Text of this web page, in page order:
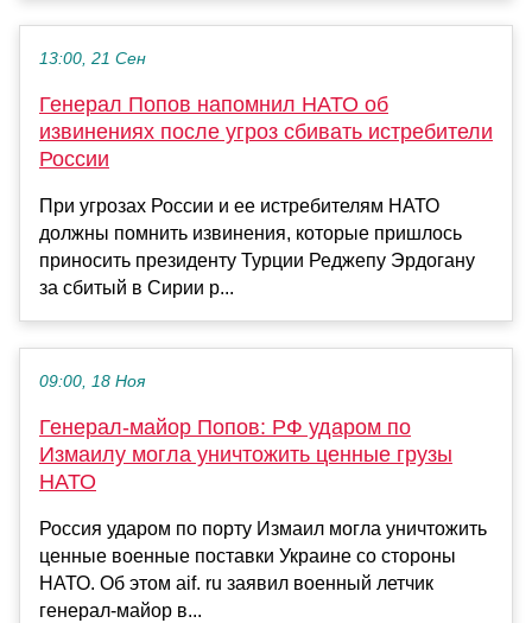
13:00, 21 Сен
Генерал Попов напомнил НАТО об
извинениях после угроз сбивать истребители
России
При угрозах России и ее истребителям НАТО
должны помнить извинения, которые пришлось
приносить президенту Турции Реджепу Эрдогану
за сбитый в Сирии р...
09:00, 18 Ноя
Генерал-майор Попов: РФ ударом по
Измаилу могла уничтожить ценные грузы
НАТО
Россия ударом по порту Измаил могла уничтожить
ценные военные поставки Украине со стороны
НАТО. Об этом aif. ru заявил военный летчик
генерал-майор в...